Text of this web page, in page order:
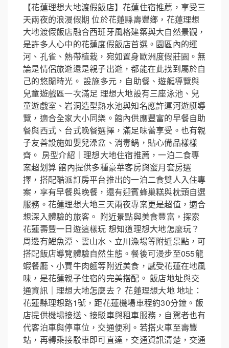
【花蓮理想大地渡假飯店】花蓮住宿推薦，享受三
天兩夜的浪漫假期 位於花蓮縣壽豐鄉，花蓮理想
大地渡假飯店融合西班牙風格建築與大自然景觀，
是許多人心中的花蓮度假飯店首選。園區內的運
河、孔雀、熱帶植栽，宛如置身歐洲度假莊園。無
論是情侶旅遊還是親子出遊，都能在此找到屬於自
己的悠閒時光。 設施多元，自助餐、遊艇導覽與
兒童遊戲區一次滿足 理想大地設有三座泳池、兒
童遊戲室、岩洞造型熱水池與知名應許運河遊艇導
覽，適合全家大小同樂。館內供應豐富的早餐自助
餐與西式、台式晚餐選擇，滿足味蕾享受。也有親
子友善設施如嬰兒澡盆、消毒鍋，貼心備品樣樣
齊。 房型介紹｜理想大地住宿推薦，一泊二食專
案超划算 館內提供多種豪華客房與蜜月套房選
擇，搭配酷派訂房平台推出的一泊二食雙人入住專
案，享有早餐與晚餐，還有迎賓蜂巢糕與枕頭自選
服務。花蓮理想大地三天兩夜專案更是超值，適合
想深入體驗的旅客。 附近景點與美食豐富，探索
花蓮壽豐一日遊這樣玩 想知道理想大地怎麼玩？
周邊有鯉魚潭、雲山水、立川漁場等附近景點，可
搭配飯店導覽體驗自然生態。餐後可漫步至055龍
蝦餐廳、小賈牛肉麵等附近美食，感受花蓮在地風
味，是花蓮親子住宿的完美搭配。 飯店地址與交
通資訊｜理想大地怎麼去？ 花蓮理想大地 地址：
花蓮縣理想路1號，距花蓮機場車程約30分鐘。飯
店提供機場接送、接駁車與租車服務，自駕者也有
代客泊車與停車位，交通便利。若搭火車至壽豐
站，再轉乘接駁車即可直達，交通資訊清楚，交通